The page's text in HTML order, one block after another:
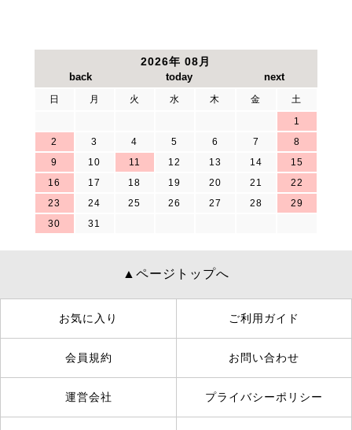
2026年 08月
日 月 火 水 木 金
土
1
2
3 4 5 6 7
8
9
10 11 12 13 14
15
16
17 18 19 20 21
22
23
24 25 26 27 28
29
30
31
▲ページトップへ
お気に入り ご利用ガイド
会員規約 お問い合わせ
運営会社 プライバシーポリシー